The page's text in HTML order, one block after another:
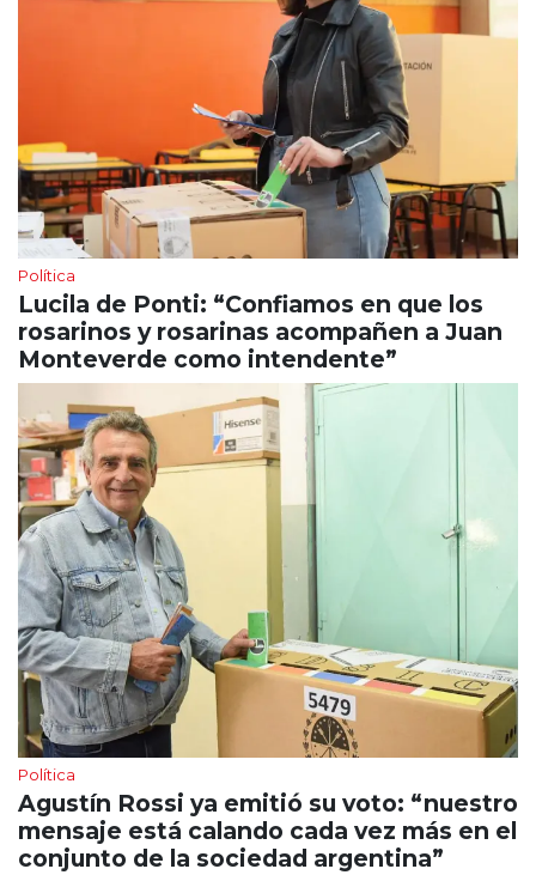
Política
Lucila de Ponti: “Confiamos en que los
rosarinos y rosarinas acompañen a Juan
Monteverde como intendente”
Política
Agustín Rossi ya emitió su voto: “nuestro
mensaje está calando cada vez más en el
conjunto de la sociedad argentina”